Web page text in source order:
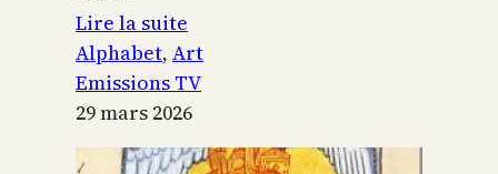
Lire la suite
L’alphabet
sacré
Alphabet, Art
Emissions TV
29 mars 2026